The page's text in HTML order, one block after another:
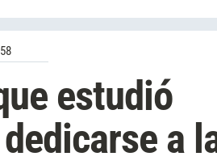
estudió
a